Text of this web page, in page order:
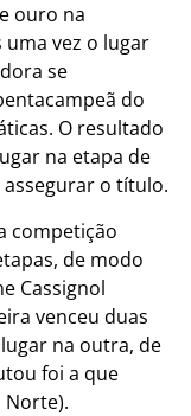
ouro na
vez o lugar
se
do
O resultado
na etapa de
o título.
competição
de modo
Cassignol
venceu duas
na outra, de
foi a que
Norte).